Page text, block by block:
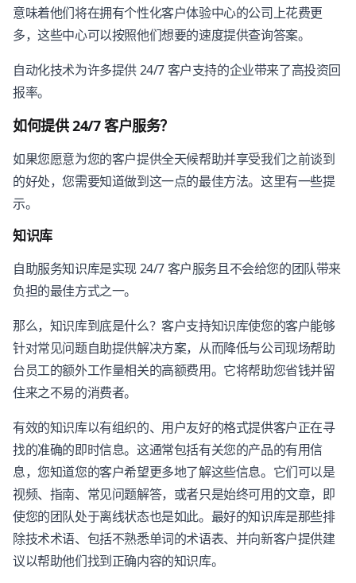
意味着他们将在拥有个性化客户体验中心的公司上花费更
多，这些中心可以按照他们想要的速度提供查询答案。
自动化技术为许多提供 24/7 客户支持的企业带来了高投资回
报率。
如何提供 24/7 客户服务？
如果您愿意为您的客户提供全天候帮助并享受我们之前谈到
的好处，您需要知道做到这一点的最佳方法。这里有一些提
示。
知识库
自助服务知识库是实现 24/7 客户服务且不会给您的团队带来
负担的最佳方式之一。
那么，知识库到底是什么？客户支持知识库使您的客户能够
针对常见问题自助提供解决方案，从而降低与公司现场帮助
台员工的额外工作量相关的高额费用。它将帮助您省钱并留
住来之不易的消费者。
有效的知识库以有组织的、用户友好的格式提供客户正在寻
找的准确的即时信息。这通常包括有关您的产品的有用信
息，您知道您的客户希望更多地了解这些信息。它们可以是
视频、指南、常见问题解答，或者只是始终可用的文章，即
使您的团队处于离线状态也是如此。最好的知识库是那些排
除技术术语、包括不熟悉单词的术语表、并向新客户提供建
议以帮助他们找到正确内容的知识库。